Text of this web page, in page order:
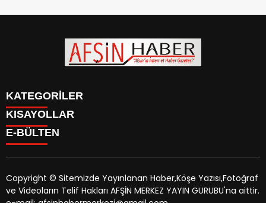
KATEGORİLER
SİYASET
EĞİTİM
MAGAZİN
MANŞETLER
ÖZEL HABER
KISAYOLLAR
SİYASET
EĞİTİM
KÜLTÜR SANAT
MAGAZİN
E-BÜLTEN
afsinhaber.com e-bültenine abone olarak, tarafınıza haber,
Copyright © Sitemizde Yayınlanan Haber,Köşe Yazısı,Fotoğraf
ve Videoların Telif Hakları AFŞİN MERKEZ YAYIN GURUBU'na aittir.